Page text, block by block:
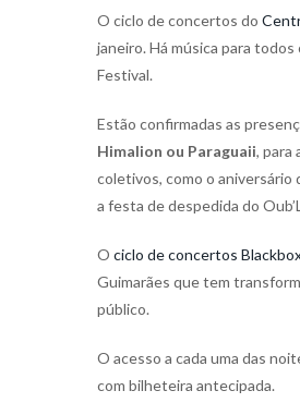
O ciclo de concertos do
janeiro. Há música para
Festival.
Estão confirmadas as
Himalion ou Paraguaii, para
coletivos, como o aniversário
a festa de despedida do
O ciclo de concertos
Guimarães que tem
público.
O acesso a cada uma das
com bilheteira antecipada.